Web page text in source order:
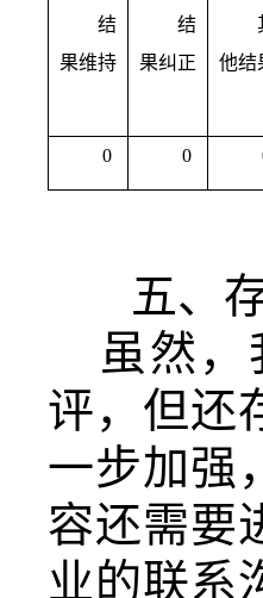
结
果维持
结
果纠正
他结
0 0
五、
虽然，
评，但还
一步加强 ，
容还需要
业的联系